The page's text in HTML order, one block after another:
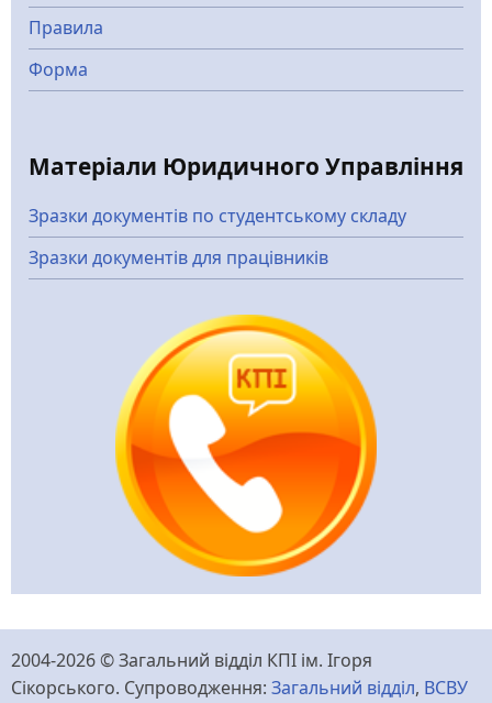
Правила
Форма
Матеріали Юридичного Управління
Зразки документів по студентському складу
Зразки документів для працівників
2004-2026 © Загальний відділ КПІ ім. Ігоря
Сікорського. Супроводження: Загальний відділ, ВСВУ